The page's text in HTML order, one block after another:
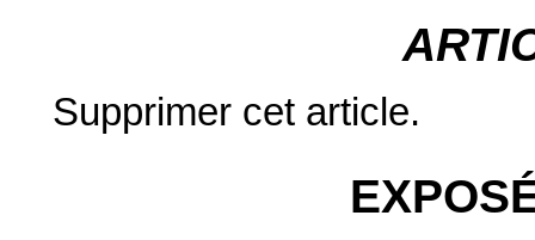
Supprimer cet article.